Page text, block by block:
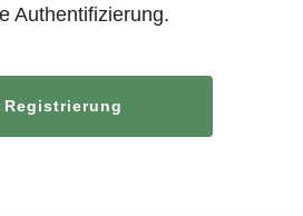
Authentifizierung.
Registrierung